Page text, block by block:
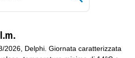
2026, Delphi. Giornata caratterizzata